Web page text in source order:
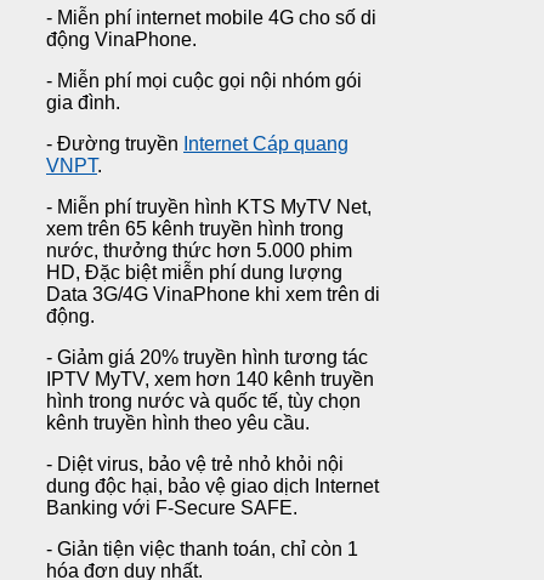
- Miễn phí internet mobile 4G cho số di
động VinaPhone.
- Miễn phí mọi cuộc gọi nội nhóm gói
gia đình.
- Đường truyền Internet Cáp quang
VNPT.
- Miễn phí truyền hình KTS MyTV Net,
xem trên 65 kênh truyền hình trong
nước, thưởng thức hơn 5.000 phim
HD, Đặc biệt miễn phí dung lượng
Data 3G/4G VinaPhone khi xem trên di
động.
- Giảm giá 20% truyền hình tương tác
IPTV MyTV, xem hơn 140 kênh truyền
hình trong nước và quốc tế, tùy chọn
kênh truyền hình theo yêu cầu.
- Diệt virus, bảo vệ trẻ nhỏ khỏi nội
dung độc hại, bảo vệ giao dịch Internet
Banking với F-Secure SAFE.
- Giản tiện việc thanh toán, chỉ còn 1
hóa đơn duy nhất.